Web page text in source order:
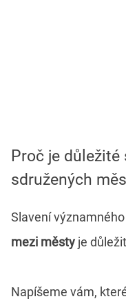
Proč je důležité
sdružených
Slavení
mezi městy je
Napíšeme vám,